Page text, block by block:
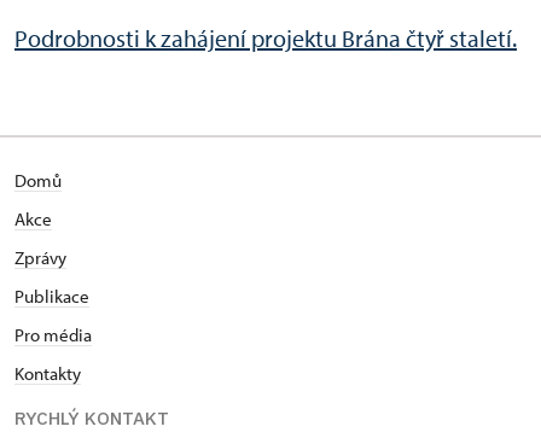
Podrobnosti k zahájení projektu Brána čtyř staletí.
Domů
Akce
Zprávy
Publikace
Pro média
Kontakty
RYCHLÝ KONTAKT